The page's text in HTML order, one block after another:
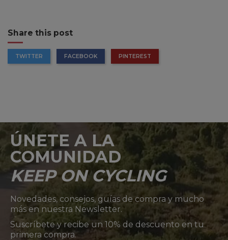
Share this post
TWITTER FACEBOOK PINTEREST
ÚNETE A LA
COMUNIDAD
KEEP ON CYCLING
Novedades, consejos, guías de compra y mucho
más en nuestra Newsletter.
Suscríbete y recibe un 10% de descuento en tu
primera compra.